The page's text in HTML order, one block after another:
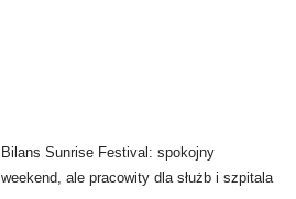
Bilans Sunrise Festival: spokojny
weekend, ale pracowity dla służb i szpitala